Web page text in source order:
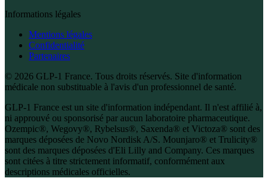
Informations légales
Mentions légales
Confidentialité
Partenaires
© 2026 GLP-1 France. Tous droits réservés. Site d'information
médicale non substituable à l'avis d'un professionnel de santé.
GLP-1 France est un site d'information indépendant. Il n'est affilié à,
ni approuvé ou sponsorisé par aucun laboratoire pharmaceutique.
Ozempic®, Wegovy®, Rybelsus®, Saxenda® et Victoza® sont des
marques déposées de Novo Nordisk A/S. Mounjaro® et Trulicity®
sont des marques déposées d'Eli Lilly and Company. Ces marques
sont citées à titre strictement informatif, conformément aux
descriptions médicales officielles.